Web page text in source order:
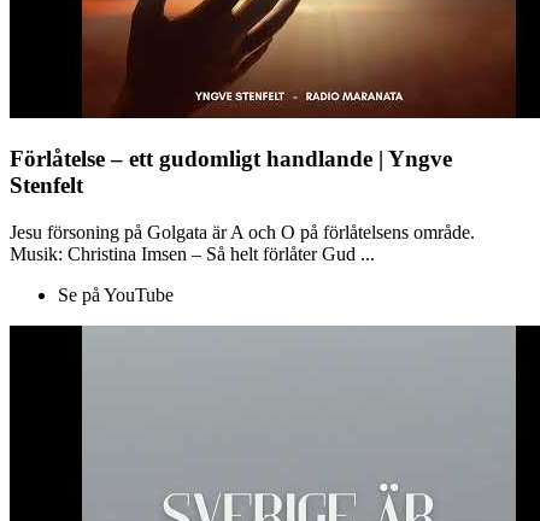
Förlåtelse – ett gudomligt handlande | Yngve
Stenfelt
Jesu försoning på Golgata är A och O på förlåtelsens område.
Musik: Christina Imsen – Så helt förlåter Gud ...
Se på YouTube